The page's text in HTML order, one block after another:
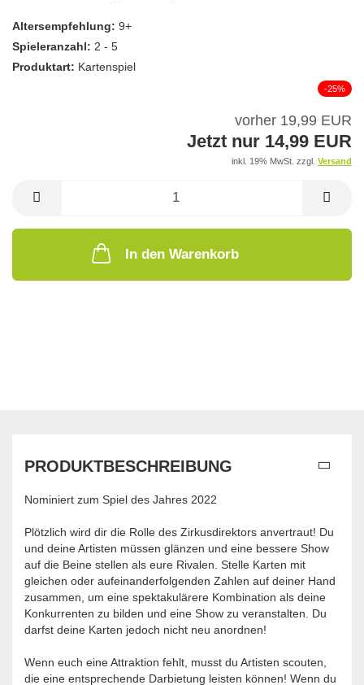
Altersempfehlung: 9+
Spieleranzahl: 2 - 5
Produktart: Kartenspiel
-25%
vorher 19,99 EUR
Jetzt nur 14,99 EUR
inkl. 19% MwSt. zzgl. Versand
In den Warenkorb
PRODUKTBESCHREIBUNG
Nominiert zum Spiel des Jahres 2022
Plötzlich wird dir die Rolle des Zirkusdirektors anvertraut! Du
und deine Artisten müssen glänzen und eine bessere Show
auf die Beine stellen als eure Rivalen. Stelle Karten mit
gleichen oder aufeinanderfolgenden Zahlen auf deiner Hand
zusammen, um eine spektakulärere Kombination als deine
Konkurrenten zu bilden und eine Show zu veranstalten. Du
darfst deine Karten jedoch nicht neu anordnen!
Wenn euch eine Attraktion fehlt, musst du Artisten scouten,
die eine entsprechende Darbietung leisten können! Wenn du